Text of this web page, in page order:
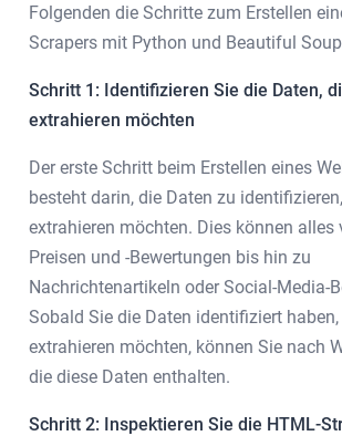
Folgenden die Schritte zum Erstellen
Scrapers mit Python und Beautiful
Schritt 1: Identifizieren Sie die Daten,
extrahieren möchten
Der erste Schritt beim Erstellen eines
besteht darin, die Daten zu
extrahieren möchten. Dies können alles
Preisen und -Bewertungen bis hin zu
Nachrichtenartikeln oder Social-Media-
Sobald Sie die Daten identifiziert haben,
extrahieren möchten, können Sie nach
die diese Daten enthalten.
Schritt 2: Inspektieren Sie die HTML-